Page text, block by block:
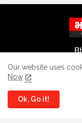
भोपाल समाचार एक प्रतिष्ठित
युवाओं, व्यापारियों,
Our website uses
Now
Ok, Go it!